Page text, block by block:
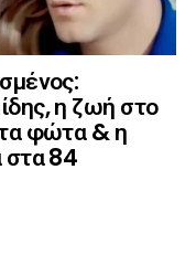
η ζωή στο
φώτα & η
στα 84